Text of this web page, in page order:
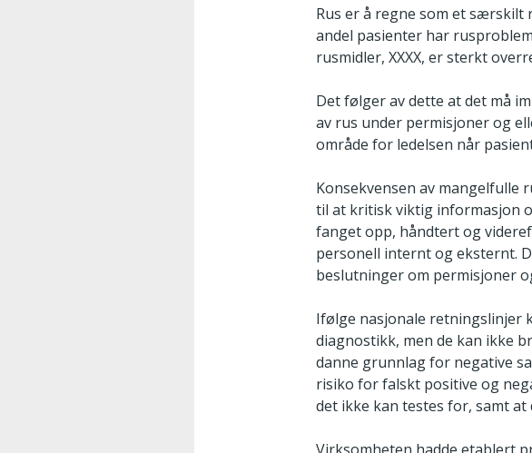
Rus er å regne som et
andel pasienter har
rusmidler, XXXX, er sterkt
Det følger av dette at det må
av rus under permisjoner og
område for ledelsen når
Konsekvensen av mangelfulle
til at kritisk viktig informasjon
fanget opp, håndtert og
personell internt og eksternt.
beslutninger om permisjoner
Ifølge nasjonale retningslinjer
diagnostikk, men de kan ikke
danne grunnlag for negative
risiko for falskt positive og
det ikke kan testes for, samt